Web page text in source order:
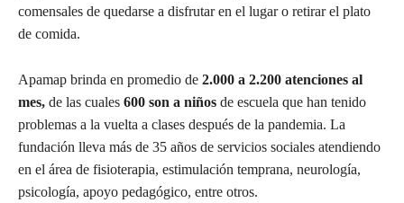
comensales de quedarse a disfrutar en el lugar o retirar el plato
de comida.
Apamap brinda en promedio de 2.000 a 2.200 atenciones al
mes, de las cuales 600 son a niños de escuela que han tenido
problemas a la vuelta a clases después de la pandemia. La
fundación lleva más de 35 años de servicios sociales atendiendo
en el área de fisioterapia, estimulación temprana, neurología,
psicología, apoyo pedagógico, entre otros.